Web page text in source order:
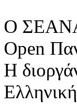
Ο
Open
Η